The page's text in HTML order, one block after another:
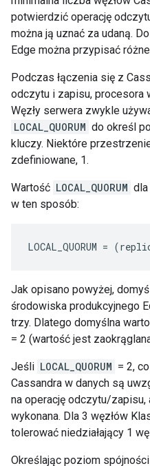
potwierdzić operację
można ją uznać za udaną.
Edge można przypisać
Podczas łączenia się z
odczytu i zapisu, procesora
Węzły serwera zwykle
LOCAL_QUORUM do określ
kluczy. Niektóre
zdefiniowane, 1.
Wartość LOCAL_QUORUM
w ten sposób:
LOCAL_QUORUM =
Jak opisano powyżej,
środowiska produkcyjnego
trzy. Dlatego domyślna
= 2 (wartość jest
Jeśli LOCAL_QUORUM = 2,
Cassandra w danych są
na operację odczytu/zapisu,
wykonana. Dla 3 węzłów
tolerować niedziałający 1
Określając poziom